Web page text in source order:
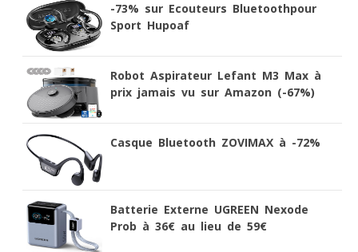
-73% sur Ecouteurs Bluetoothpour
Sport Hupoaf
Robot Aspirateur Lefant M3 Max à
prix jamais vu sur Amazon (-67%)
Casque Bluetooth ZOVIMAX à -72%
Batterie Externe UGREEN Nexode
Prob à 36€ au lieu de 59€